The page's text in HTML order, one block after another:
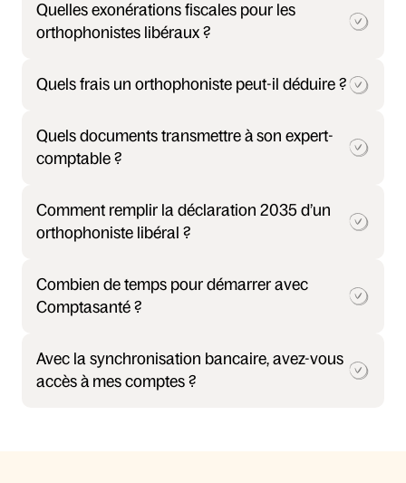
Quelles exonérations fiscales pour les
orthophonistes libéraux ?
Quels frais un orthophoniste peut-il déduire ?
Quels documents transmettre à son expert-
comptable ?
Comment remplir la déclaration 2035 d’un
orthophoniste libéral ?
Combien de temps pour démarrer avec
Comptasanté ?
Avec la synchronisation bancaire, avez-vous
accès à mes comptes ?